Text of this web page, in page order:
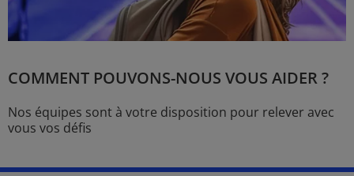
COMMENT POUVONS-NOUS VOUS AIDER ?
Nos équipes sont à votre disposition pour relever avec
vous vos défis